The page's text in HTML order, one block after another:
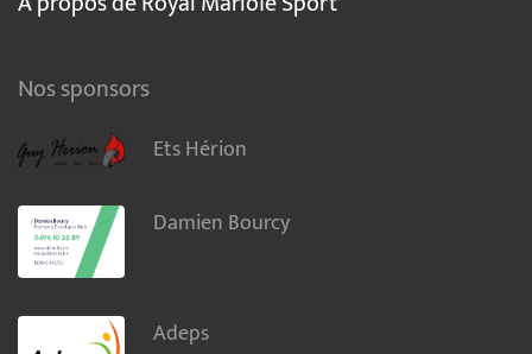
Nos sponsors
Ets Hérion
Damien Bourcy
Adeps